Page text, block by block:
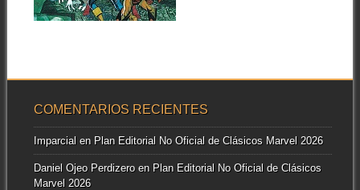
La dificultosa convivencia
▶
COMENTARIOS RECIENTES
Imparcialen Plan Editorial No Oficial de Clásicos Marvel 2026
Daniel Ojeo Perdizeroen Plan Editorial No Oficial de Clásicos
Marvel 2026